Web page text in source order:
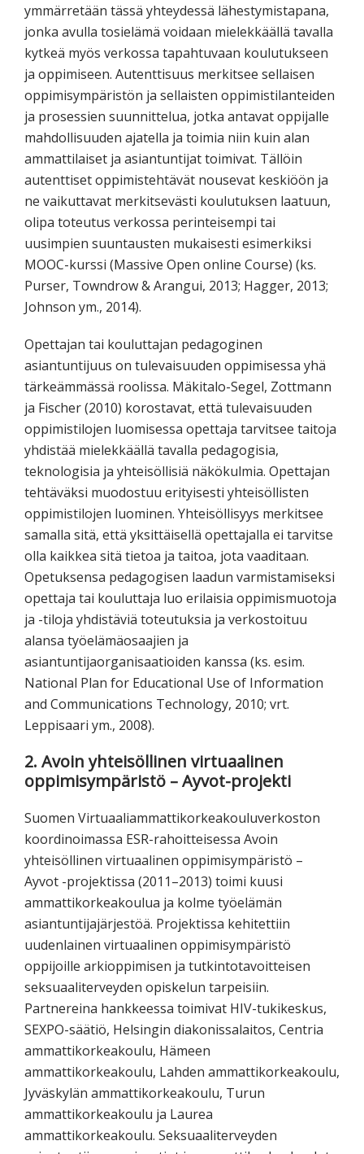
ymmärretään tässä yhteydessä lähestymistapana,
jonka avulla tosielämä voidaan mielekkäällä tavalla
kytkeä myös verkossa tapahtuvaan koulutukseen
ja oppimiseen. Autenttisuus merkitsee sellaisen
oppimisympäristön ja sellaisten oppimistilanteiden
ja prosessien suunnittelua, jotka antavat oppijalle
mahdollisuuden ajatella ja toimia niin kuin alan
ammattilaiset ja asiantuntijat toimivat. Tällöin
autenttiset oppimistehtävät nousevat keskiöön ja
ne vaikuttavat merkitsevästi koulutuksen laatuun,
olipa toteutus verkossa perinteisempi tai
uusimpien suuntausten mukaisesti esimerkiksi
MOOC-kurssi (Massive Open online Course) (ks.
Purser, Towndrow & Arangui, 2013; Hagger, 2013;
Johnson ym., 2014).
Opettajan tai kouluttajan pedagoginen
asiantuntijuus on tulevaisuuden oppimisessa yhä
tärkeämmässä roolissa. Mäkitalo-Segel, Zottmann
ja Fischer (2010) korostavat, että tulevaisuuden
oppimistilojen luomisessa opettaja tarvitsee taitoja
yhdistää mielekkäällä tavalla pedagogisia,
teknologisia ja yhteisöllisiä näkökulmia. Opettajan
tehtäväksi muodostuu erityisesti yhteisöllisten
oppimistilojen luominen. Yhteisöllisyys merkitsee
samalla sitä, että yksittäisellä opettajalla ei tarvitse
olla kaikkea sitä tietoa ja taitoa, jota vaaditaan.
Opetuksensa pedagogisen laadun varmistamiseksi
opettaja tai kouluttaja luo erilaisia oppimismuotoja
ja -tiloja yhdistäviä toteutuksia ja verkostoituu
alansa työelämäosaajien ja
asiantuntijaorganisaatioiden kanssa (ks. esim.
National Plan for Educational Use of Information
and Communications Technology, 2010; vrt.
Leppisaari ym., 2008).
2. Avoin yhteisöllinen virtuaalinen
oppimisympäristö – Ayvot-projekti
Suomen Virtuaaliammattikorkeakouluverkoston
koordinoimassa ESR-rahoitteisessa Avoin
yhteisöllinen virtuaalinen oppimisympäristö –
Ayvot -projektissa (2011–2013) toimi kuusi
ammattikorkeakoulua ja kolme työelämän
asiantuntijajärjestöä. Projektissa kehitettiin
uudenlainen virtuaalinen oppimisympäristö
oppijoille arkioppimisen ja tutkintotavoitteisen
seksuaaliterveyden opiskelun tarpeisiin.
Partnereina hankkeessa toimivat HIV-tukikeskus,
SEXPO-säätiö, Helsingin diakonissalaitos, Centria
ammattikorkeakoulu, Hämeen
ammattikorkeakoulu, Lahden ammattikorkeakoulu,
Jyväskylän ammattikorkeakoulu, Turun
ammattikorkeakoulu ja Laurea
ammattikorkeakoulu. Seksuaaliterveyden